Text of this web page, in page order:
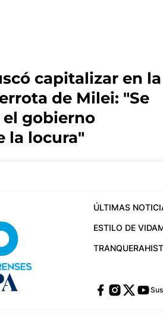
capitalizar en la
de Milei: "Se
gobierno
la locura"
ÚLTIMAS
ESTILO DE VIDA
TRANQUERA